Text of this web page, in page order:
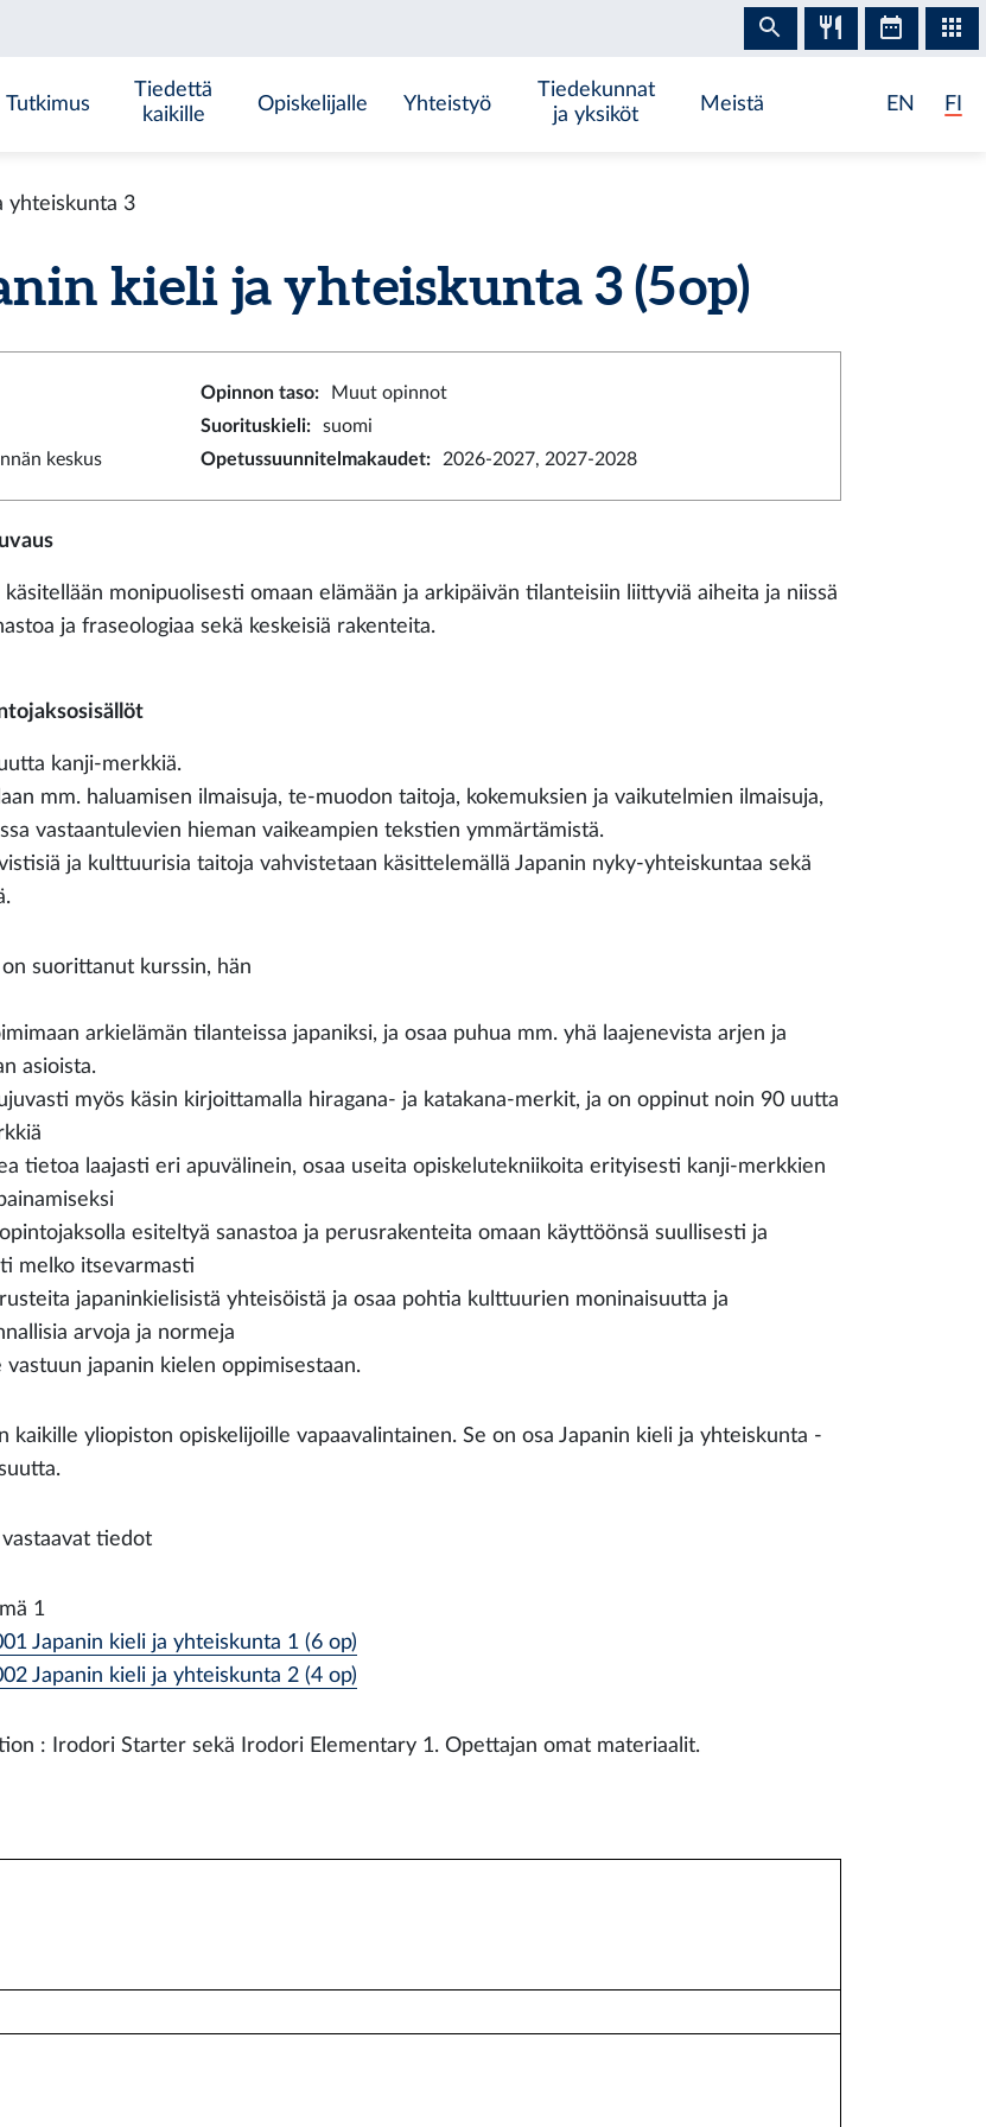
Tutkimus
Tiedettä
kaikille
Opiskelijalle Yhteistyö
Tiedekunnat
ja yksiköt
Meistä EN FI
yhteiskunta 3
kieli ja yhteiskunta 3 (5 op)
Opinnon taso:
Muut opinnot
Suorituskieli:
suomi
keskus Opetussuunnitelmakaudet: 2026-2027, 2027-2028
monipuolisesti omaan elämään ja arkipäivän tilanteisiin liittyviä aiheita ja niissä
ja fraseologiaa sekä keskeisiä rakenteita.
kanji-merkkiä.
mm. haluamisen ilmaisuja, te-muodon taitoja, kokemuksien ja vaikutelmien ilmaisuja,
vastaantulevien hieman vaikeampien tekstien ymmärtämistä.
ja kulttuurisia taitoja vahvistetaan käsittelemällä Japanin nyky-yhteiskuntaa sekä
suorittanut kurssin, hän
arkielämän tilanteissa japaniksi, ja osaa puhua mm. yhä laajenevista arjen ja
asioista.
myös käsin kirjoittamalla hiragana- ja katakana-merkit, ja on oppinut noin 90 uutta
tietoa laajasti eri apuvälinein, osaa useita opiskelutekniikoita erityisesti kanji-merkkien
esiteltyä sanastoa ja perusrakenteita omaan käyttöönsä suullisesti ja
melko itsevarmasti
japaninkielisistä yhteisöistä ja osaa pohtia kulttuurien moninaisuutta ja
arvoja ja normeja
vastuun japanin kielen oppimisestaan.
kaikille yliopiston opiskelijoille vapaavalintainen. Se on osa Japanin kieli ja yhteiskunta -
tiedot
1
Japanin kieli ja yhteiskunta 1 (6 op)
Japanin kieli ja yhteiskunta 2 (4 op)
: Irodori Starter sekä Irodori Elementary 1. Opettajan omat materiaalit.